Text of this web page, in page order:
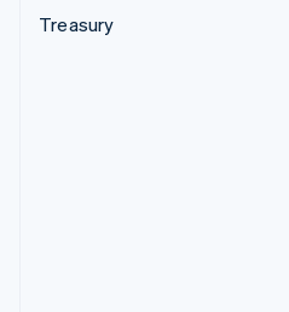
Treasury